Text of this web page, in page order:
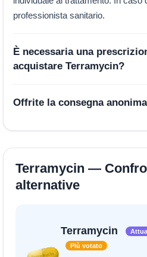
professionista sanitario.
È necessaria una
acquistare Terramycin?
Offrite la consegna
Terramycin —
alternative
Terramycin
Più votato